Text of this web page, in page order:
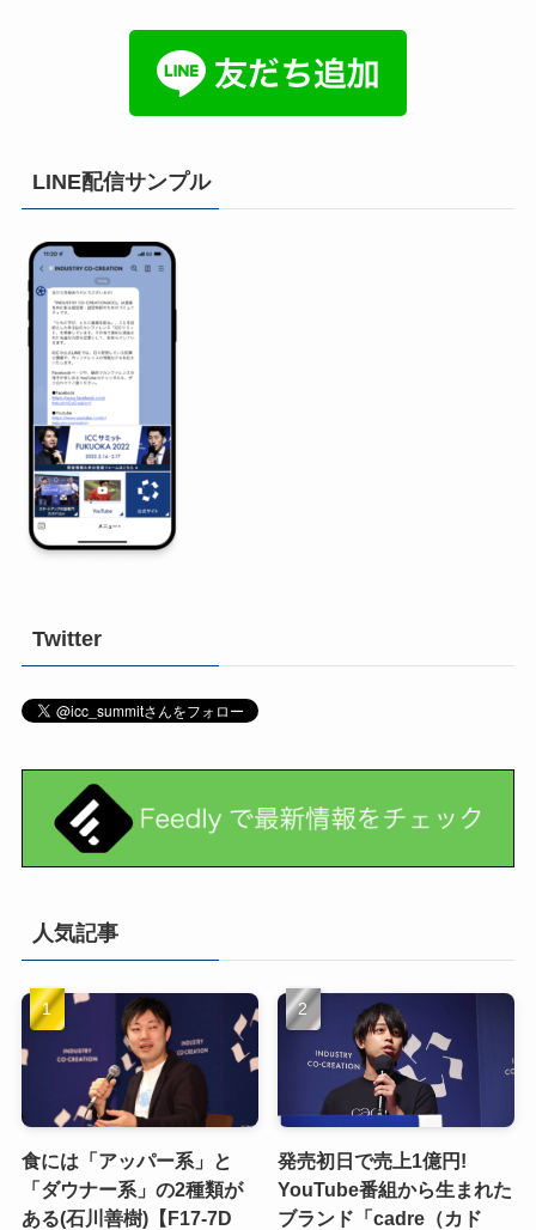
LINE配信サンプル
Twitter
人気記事
食には「アッパー系」と
「ダウナー系」の2種類が
ある(石川善樹)【F17-7D
発売初日で売上1億円!
YouTube番組から生まれた
ブランド「cadre（カド